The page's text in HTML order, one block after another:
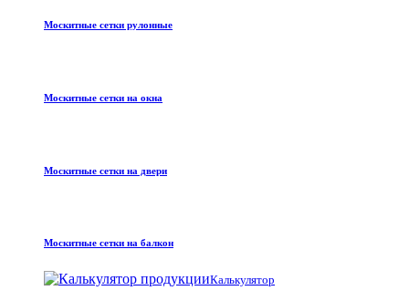
Москитные сетки рулонные
Москитные сетки на окна
Москитные сетки на двери
Москитные сетки на балкон
Калькулятор